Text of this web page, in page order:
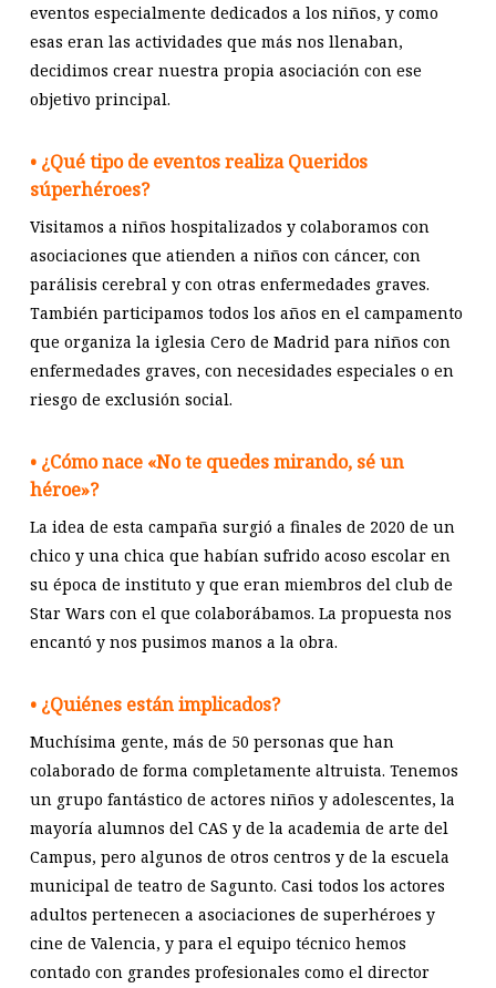
eventos especialmente dedicados a los niños, y como
esas eran las actividades que más nos llenaban,
decidimos crear nuestra propia asociación con ese
objetivo principal.
• ¿Qué tipo de eventos realiza Queridos
súperhéroes?
Visitamos a niños hospitalizados y colaboramos con
asociaciones que atienden a niños con cáncer, con
parálisis cerebral y con otras enfermedades graves.
También participamos todos los años en el campamento
que organiza la iglesia Cero de Madrid para niños con
enfermedades graves, con necesidades especiales o en
riesgo de exclusión social.
• ¿Cómo nace «No te quedes mirando, sé un
héroe»?
La idea de esta campaña surgió a finales de 2020 de un
chico y una chica que habían sufrido acoso escolar en
su época de instituto y que eran miembros del club de
Star Wars con el que colaborábamos. La propuesta nos
encantó y nos pusimos manos a la obra.
• ¿Quiénes están implicados?
Muchísima gente, más de 50 personas que han
colaborado de forma completamente altruista. Tenemos
un grupo fantástico de actores niños y adolescentes, la
mayoría alumnos del CAS y de la academia de arte del
Campus, pero algunos de otros centros y de la escuela
municipal de teatro de Sagunto. Casi todos los actores
adultos pertenecen a asociaciones de superhéroes y
cine de Valencia, y para el equipo técnico hemos
contado con grandes profesionales como el director